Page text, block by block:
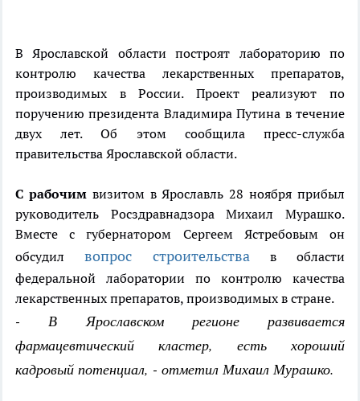
В Ярославской области построят лабораторию по
контролю качества лекарственных препаратов,
производимых в России. Проект реализуют по
поручению президента Владимира Путина в течение
двух лет. Об этом сообщила пресс-служба
правительства Ярославской области.
С рабочимвизитом в Ярославль 28 ноября прибыл
руководитель Росздравнадзора Михаил Мурашко.
Вместе с губернатором Сергеем Ястребовым он
обсудилвопрос строительствав области
федеральной лаборатории по контролю качества
лекарственных препаратов, производимых в стране.
- В Ярославском регионе развивается
фармацевтический кластер, есть хороший
кадровый потенциал, - отметил Михаил Мурашко.